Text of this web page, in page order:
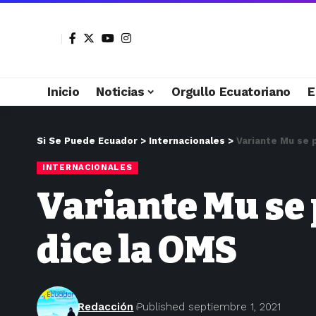
Inicio Noticias Orgullo Ecuatoriano
Si Se Puede Ecuador > Internacionales > Variante Mu se
INTERNACIONALES
Variante Mu se
dice la OMS
Redacción Published septiembre 1, 2021